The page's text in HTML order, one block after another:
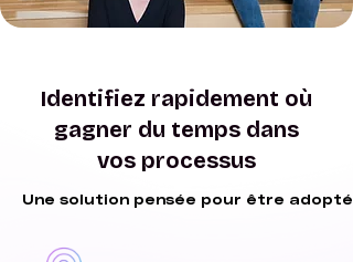
Identifiez rapidement où
gagner du temps dans
vos processus
Une solution pensée pour être
Une solution pensée pour être